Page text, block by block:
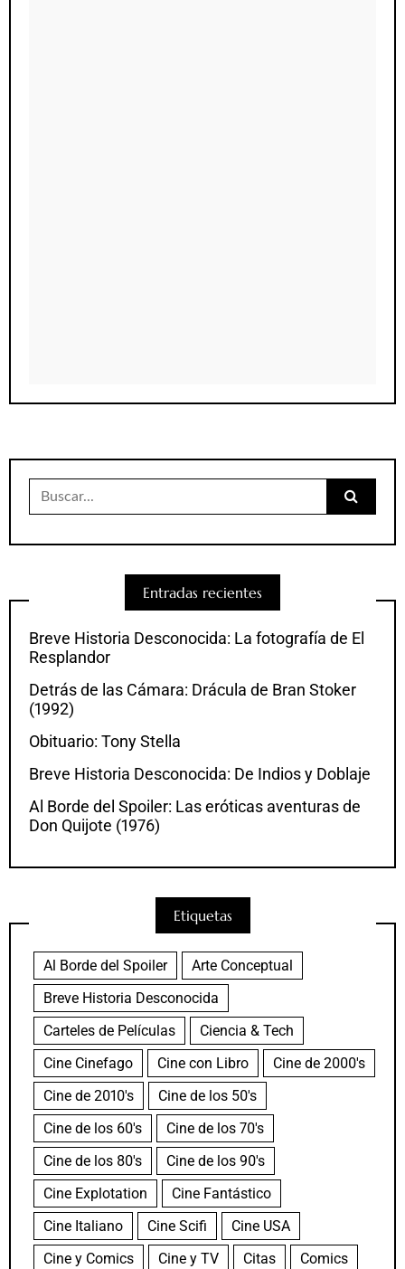
Buscar:
Entradas recientes
Breve Historia Desconocida: La fotografía de El
Resplandor
Detrás de las Cámara: Drácula de Bran Stoker
(1992)
Obituario: Tony Stella
Breve Historia Desconocida: De Indios y Doblaje
Al Borde del Spoiler: Las eróticas aventuras de
Don Quijote (1976)
Etiquetas
Al Borde del Spoiler
Arte Conceptual
Breve Historia Desconocida
Carteles de Películas
Ciencia & Tech
Cine Cinefago
Cine con Libro
Cine de 2000's
Cine de 2010's
Cine de los 50's
Cine de los 60's
Cine de los 70's
Cine de los 80's
Cine de los 90's
Cine Explotation
Cine Fantástico
Cine Italiano
Cine Scifi
Cine USA
Cine y Comics
Cine y TV Citas
Comics